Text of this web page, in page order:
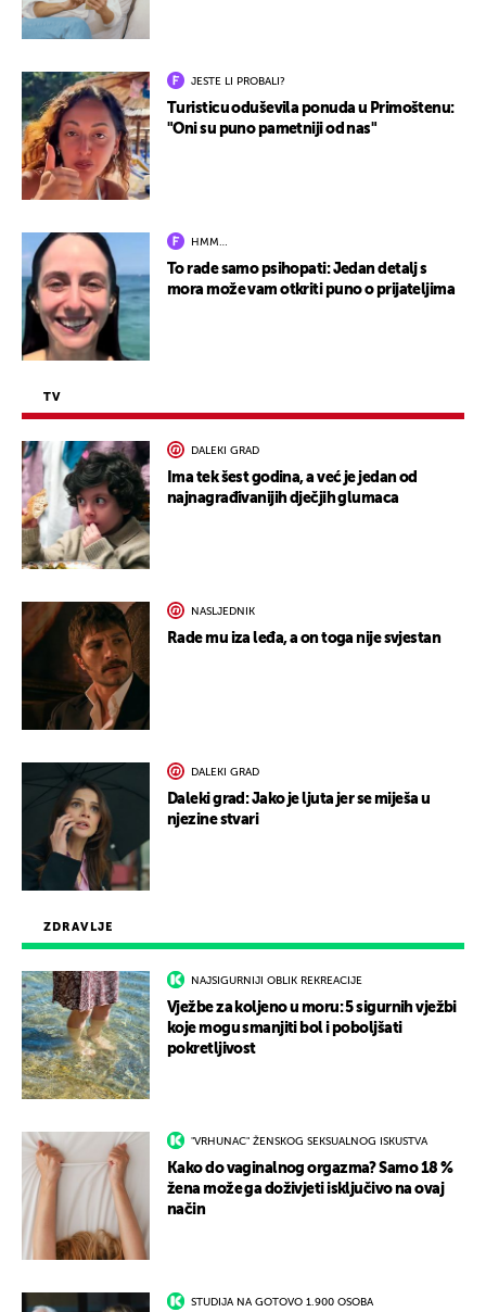
ZDRAVLJE
NAJSIGURNIJI OBLIK REKREACIJE
Vježbe za koljeno u moru: 5 sigurnih vježbi
koje mogu smanjiti bol i poboljšati
pokretljivost
"VRHUNAC" ŽENSKOG SEKSUALNOG ISKUSTVA
Kako do vaginalnog orgazma? Samo 18 %
žena može ga doživjeti isključivo na ovaj
način
STUDIJA NA GOTOVO 1.900 OSOBA
JESTE LI PROBALI?
Turisticu oduševila ponuda u Primoštenu:
"Oni su puno pametniji od nas"
HMM…
To rade samo psihopati: Jedan detalj s
mora može vam otkriti puno o prijateljima
TV
DALEKI GRAD
Ima tek šest godina, a već je jedan od
najnagrađivanijih dječjih glumaca
NASLJEDNIK
Rade mu iza leđa, a on toga nije svjestan
DALEKI GRAD
Daleki grad: Jako je ljuta jer se miješa u
njezine stvari